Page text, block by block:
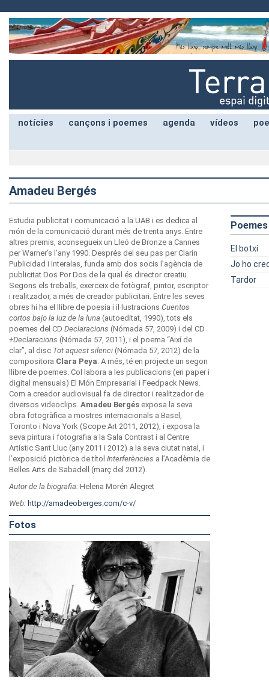
notícies cançons i poemes agenda vídeos
Amadeu Bergés
Estudia publicitat i comunicació a la UAB i es dedica al
món de la comunicació durant més de trenta anys. Entre
altres premis, aconsegueix un Lleó de Bronze a Cannes
per Warner’s l’any 1990. Després del seu pas per Clarín
Publicidad i Interalas, funda amb dos socis l’agència de
publicitat Dos Por Dos de la qual és director creatiu.
Segons els treballs, exerceix de fotògraf, pintor, escriptor
i realitzador, a més de creador publicitari. Entre les seves
obres hi ha el llibre de poesia i il·lustracions Cuentos
cortos bajo la luz de la luna (autoeditat, 1990), tots els
poemes del CD Declaracions (Nómada 57, 2009) i del CD
+Declaracions (Nómada 57, 2011), i el poema “Així de
clar”, al disc Tot aquest silenci (Nómada 57, 2012) de la
compositora Clara Peya. A més, té en projecte un segon
llibre de poemes. Col·labora a les publicacions (en paper i
digital mensuals) El Món Empresarial i Feedpack News.
Com a creador audiovisual fa de director i realitzador de
diversos videoclips. Amadeu Bergés exposa la seva
obra fotogràfica a mostres internacionals a Basel,
Toronto i Nova York (Scope Art 2011, 2012), i exposa la
seva pintura i fotografia a la Sala Contrast i al Centre
Artístic Sant Lluc (any 2011 i 2012) a la seva ciutat natal, i
l’exposició pictòrica de títol Interferències a l’Acadèmia de
Belles Arts de Sabadell (març del 2012).
Autor de la biografia: Helena Morén Alegret
Web: http://amadeoberges.com/c-v/
Fotos
Poemes
El botxí
Jo ho
Tardor